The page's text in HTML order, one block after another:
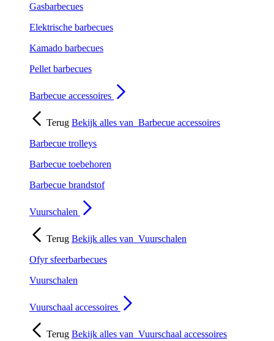
Gasbarbecues
Elektrische barbecues
Kamado barbecues
Pellet barbecues
Barbecue accessoires
Terug Bekijk alles van Barbecue accessoires
Barbecue trolleys
Barbecue toebehoren
Barbecue brandstof
Vuurschalen
Terug Bekijk alles van Vuurschalen
Ofyr sfeerbarbecues
Vuurschalen
Vuurschaal accessoires
Terug Bekijk alles van Vuurschaal accessoires